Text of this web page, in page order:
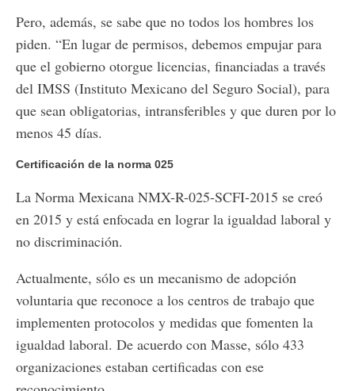
Pero, además, se sabe que no todos los hombres los
piden. “En lugar de permisos, debemos empujar para
que el gobierno otorgue licencias, financiadas a través
del IMSS (Instituto Mexicano del Seguro Social), para
que sean obligatorias, intransferibles y que duren por lo
menos 45 días.
Certificación de la norma 025
La Norma Mexicana NMX-R-025-SCFI-2015 se creó
en 2015 y está enfocada en lograr la igualdad laboral y
no discriminación.
Actualmente, sólo es un mecanismo de adopción
voluntaria que reconoce a los centros de trabajo que
implementen protocolos y medidas que fomenten la
igualdad laboral. De acuerdo con Masse, sólo 433
organizaciones estaban certificadas con ese